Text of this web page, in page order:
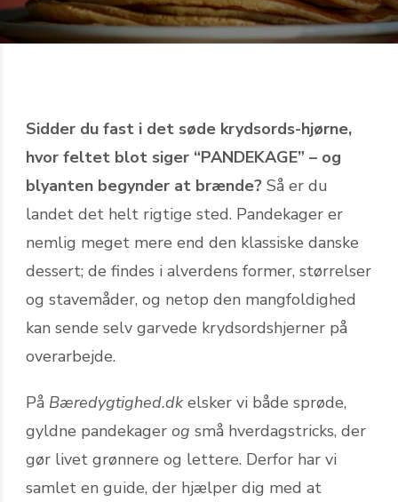
Sidder du fast i det søde krydsords-hjørne,
hvor feltet blot siger “PANDEKAGE” – og
blyanten begynder at brænde? Så er du
landet det helt rigtige sted. Pandekager er
nemlig meget mere end den klassiske danske
dessert; de findes i alverdens former, størrelser
og stavemåder, og netop den mangfoldighed
kan sende selv garvede krydsordshjerner på
overarbejde.
På Bæredygtighed.dk elsker vi både sprøde,
gyldne pandekager og små hverdags­tricks, der
gør livet grønnere og lettere. Derfor har vi
samlet en guide, der hjælper dig med at